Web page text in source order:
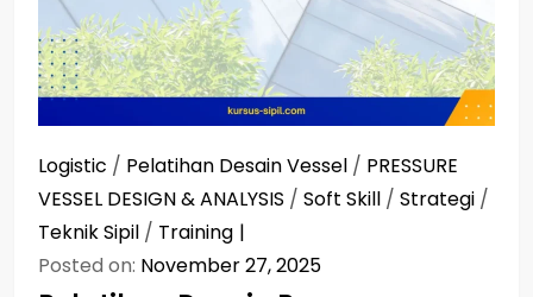
Logistic / Pelatihan Desain Vessel / PRESSURE
VESSEL DESIGN & ANALYSIS / Soft Skill / Strategi /
Teknik Sipil / Training
Posted on: November 27, 2025